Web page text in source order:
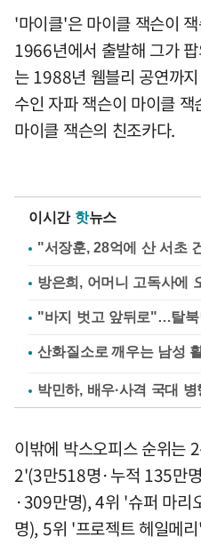
'마이클'은 마이클 잭슨이
1966년에서 출발해 그가
는 1988년 웸블리 공연까
수인 자파 잭슨이 마이클
마이클 잭슨의 친조카다.
이시간 핫뉴스
"서장훈, 28억에 산 서초
방은희, 어머니 고독사에
"바지 벗고 앞뒤로"…탈북
박민하, 배우·사격 국대
이밖에 박스오피스 순위는
2'(3만518명·누적 135만
·309만명), 4위 '슈퍼 마
명), 5위 '프로젝트 헤일메